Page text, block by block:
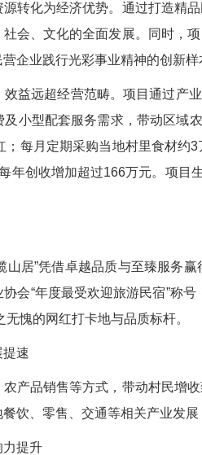
转化为经济优势。通过打造精
会、文化的全面发展。同时，
企业践行光彩事业精神的创新样
远超经营范畴。项目通过产业
小型配套服务需求，带动区域
每月定期采购当地村里食材约
年创收增加超过166万元。项目
居”凭借卓越品质与至臻服务赢
会“年度最受欢迎旅游民宿”称
无愧的网红打卡地与品质标杆。
速
品销售等方式，带动村民增收
饮、零售、交通等相关产业发
提升